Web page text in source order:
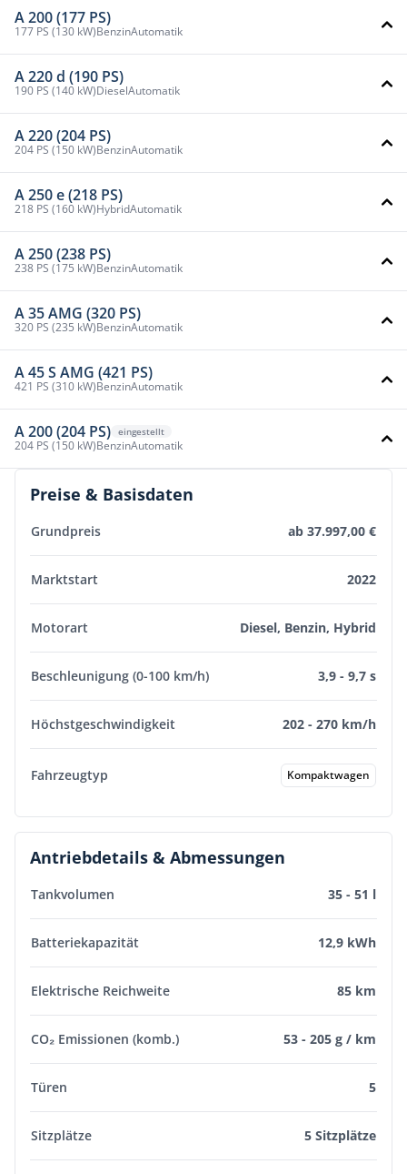
A 200 (177 PS)
177 PS (130 kW)BenzinAutomatik
A 220 d (190 PS)
190 PS (140 kW)DieselAutomatik
A 220 (204 PS)
204 PS (150 kW)BenzinAutomatik
A 250 e (218 PS)
218 PS (160 kW)HybridAutomatik
A 250 (238 PS)
238 PS (175 kW)BenzinAutomatik
A 35 AMG (320 PS)
320 PS (235 kW)BenzinAutomatik
A 45 S AMG (421 PS)
421 PS (310 kW)BenzinAutomatik
A 200 (204 PS) eingestellt
204 PS (150 kW)BenzinAutomatik
Preise & Basisdaten
Grundpreis ab 37.997,00 €
Marktstart 2022
Motorart Diesel, Benzin, Hybrid
Beschleunigung (0-100 km/h) 3,9 - 9,7 s
Höchstgeschwindigkeit 202 - 270 km/h
Fahrzeugtyp Kompaktwagen
Antriebdetails & Abmessungen
Tankvolumen 35 - 51 l
Batteriekapazität 12,9 kWh
Elektrische Reichweite 85 km
CO₂ Emissionen (komb.) 53 - 205 g / km
Türen 5
Sitzplätze 5 Sitzplätze